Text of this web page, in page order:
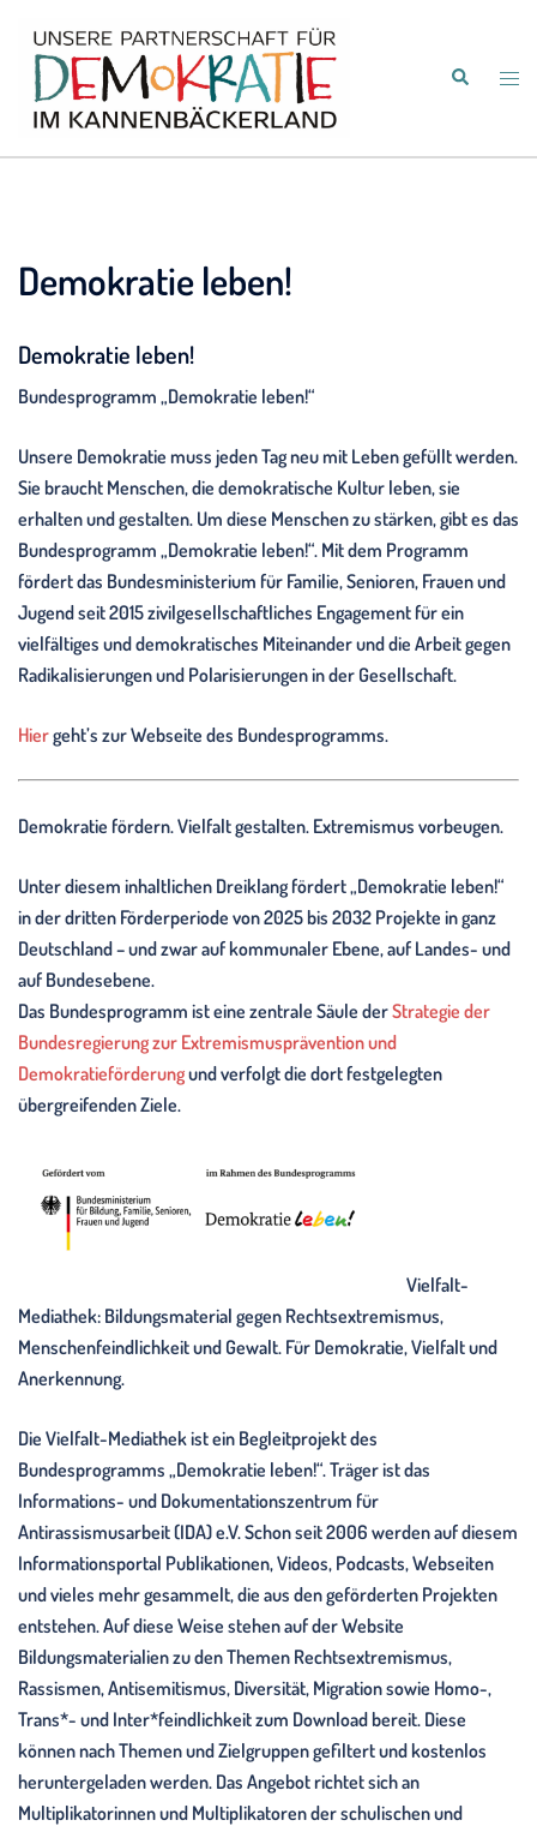
Inhalt
springen
Suche
Demokratie leben!
Demokratie leben!
Bundesprogramm „Demokratie leben!“
Unsere Demokratie muss jeden Tag neu mit Leben gefüllt werden.
Sie braucht Menschen, die demokratische Kultur leben, sie
erhalten und gestalten. Um diese Menschen zu stärken, gibt es das
Bundesprogramm „Demokratie leben!“. Mit dem Programm
fördert das Bundesministerium für Familie, Senioren, Frauen und
Jugend seit 2015 zivilgesellschaftliches Engagement für ein
vielfältiges und demokratisches Miteinander und die Arbeit gegen
Radikalisierungen und Polarisierungen in der Gesellschaft.
Hiergeht’s zur Webseite des Bundesprogramms.
Demokratie fördern. Vielfalt gestalten. Extremismus vorbeugen.
Unter diesem inhaltlichen Dreiklang fördert „Demokratie leben!“
in der dritten Förderperiode von 2025 bis 2032 Projekte in ganz
Deutschland – und zwar auf kommunaler Ebene, auf Landes- und
auf Bundesebene.
Das Bundesprogramm ist eine zentrale Säule derStrategie der
Bundesregierung zur Extremismusprävention und
Demokratieförderungund verfolgt die dort festgelegten
übergreifenden Ziele.
Vielfalt-
Mediathek: Bildungsmaterial gegen Rechtsextremismus,
Menschenfeindlichkeit und Gewalt. Für Demokratie, Vielfalt und
Anerkennung.
Die Vielfalt-Mediathek ist ein Begleitprojekt des
Bundesprogramms „Demokratie leben!“. Träger ist das
Informations- und Dokumentationszentrum für
Antirassismusarbeit (IDA) e.V. Schon seit 2006 werden auf diesem
Informationsportal Publikationen, Videos, Podcasts, Webseiten
und vieles mehr gesammelt, die aus den geförderten Projekten
entstehen. Auf diese Weise stehen auf der Website
Bildungsmaterialien zu den Themen Rechtsextremismus,
Rassismen, Antisemitismus, Diversität, Migration sowie Homo-,
Trans*- und Inter*feindlichkeit zum Download bereit. Diese
können nach Themen und Zielgruppen gefiltert und kostenlos
heruntergeladen werden. Das Angebot richtet sich an
Multiplikatorinnen und Multiplikatoren der schulischen und